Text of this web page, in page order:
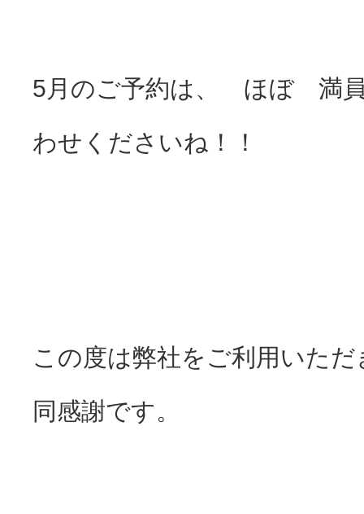
5月のご予約は、 ほぼ 満
わせくださいね！！
この度は弊社をご利用いた
同感謝です。